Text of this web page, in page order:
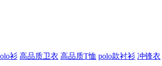
衫 高品质卫衣 高品质T恤 polo款衬衫 冲锋衣